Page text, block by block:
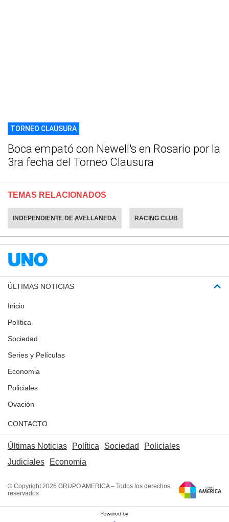
TORNEO CLAUSURA
Boca empató con Newell's en Rosario por la
3ra fecha del Torneo Clausura
TEMAS RELACIONADOS
INDEPENDIENTE DE AVELLANEDA RACING CLUB
ÚLTIMAS NOTICIAS
Inicio
Política
Sociedad
Series y Películas
Economia
Policiales
Ovación
CONTACTO
Últimas Noticias Política Sociedad
Policiales
Judiciales
Economia
© Copyright 2026 GRUPO AMERICA – Todos los derechos
reservados